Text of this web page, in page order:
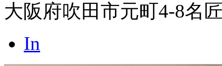
大阪府吹田市元町4-8名
In